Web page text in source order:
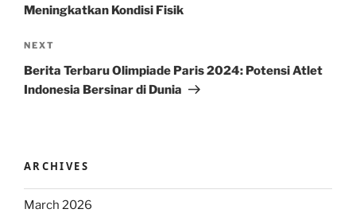
Meningkatkan Kondisi Fisik
Next
Post
NEXT
Berita Terbaru Olimpiade Paris 2024: Potensi Atlet
Indonesia Bersinar di Dunia
ARCHIVES
March 2026